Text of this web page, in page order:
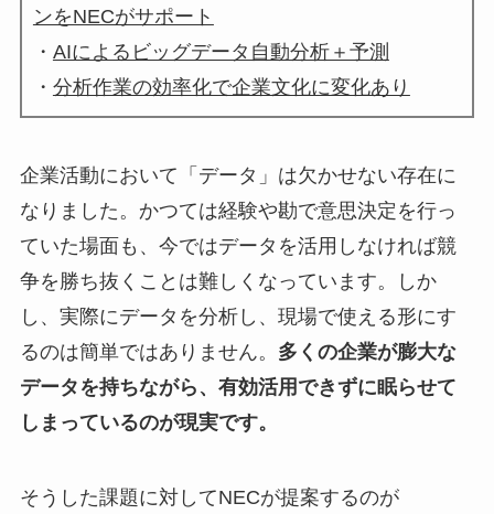
ンをNECがサポート
・ AIによるビッグデータ自動分析＋予測
・ 分析作業の効率化で企業文化に変化あり
企業活動において「データ」は欠かせない存在に
なりました。かつては経験や勘で意思決定を行っ
ていた場面も、今ではデータを活用しなければ競
争を勝ち抜くことは難しくなっています。しか
し、実際にデータを分析し、現場で使える形にす
るのは簡単ではありません。 多くの企業が膨大な
データを持ちながら、有効活用できずに眠らせて
しまっているのが現実です。
そうした課題に対してNECが提案するのが